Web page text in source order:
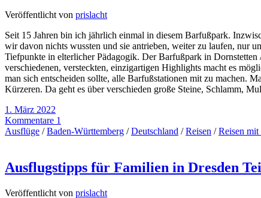
Veröffentlicht von prislacht
Seit 15 Jahren bin ich jährlich einmal in diesem Barfußpark.
wir davon nichts wussten und sie antrieben, weiter zu laufen, nur
Tiefpunkte in elterlicher Pädagogik. Der Barfußpark in
verschiedenen, versteckten, einzigartigen Highlights macht es
man sich entscheiden sollte, alle Barfußstationen mit zu machen.
Kürzeren. Da geht es über verschieden große Steine, Schlamm,
1. März 2022
Kommentare 1
Ausflüge /Baden-Württemberg /Deutschland /Reisen /Reisen
Ausflugstipps für Familien in Dresden
Veröffentlicht von prislacht